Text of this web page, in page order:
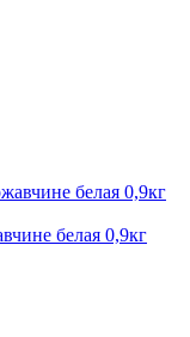
белая 0,9кг